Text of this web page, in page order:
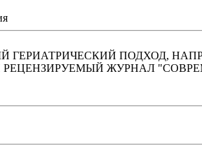
ГЕРИАТРИЧЕСКИЙ ПОДХОД,
ЖУРНАЛ